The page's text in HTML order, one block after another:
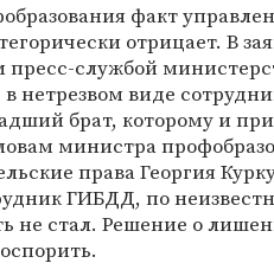
факт
отрицает. В
службой
в нетрезвом виде
брат, которому и
министра
права Георгия
ГИБДД, по
не стал. Решение о